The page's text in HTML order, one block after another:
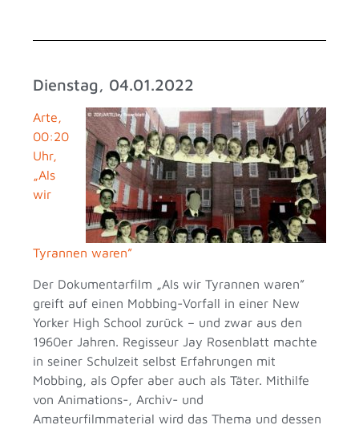
Dienstag, 04.01.2022
Arte,
00:20
Uhr,
„Als
wir
Tyrannen waren”
Der Dokumentarfilm „Als wir Tyrannen waren”
greift auf einen Mobbing-Vorfall in einer New
Yorker High School zurück – und zwar aus den
1960er Jahren. Regisseur Jay Rosenblatt machte
in seiner Schulzeit selbst Erfahrungen mit
Mobbing, als Opfer aber auch als Täter. Mithilfe
von Animations-, Archiv- und
Amateurfilmmaterial wird das Thema und dessen